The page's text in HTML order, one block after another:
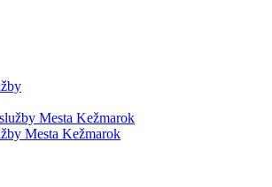
Mesta Kežmarok